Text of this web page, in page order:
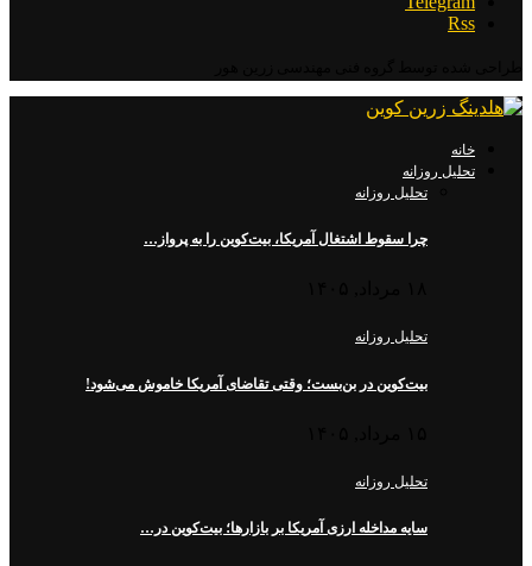
Rss
خانه
تحلیل روزانه
تحلیل روزانه
چرا سقوط اشتغال آمریکا، بیت‌کوین را به پرواز…
تحلیل روزانه
بیت‌کوین در بن‌بست؛ وقتی تقاضای آمریکا خاموش می‌شود!
تحلیل روزانه
سایه مداخله ارزی آمریکا بر بازارها؛ بیت‌کوین در…